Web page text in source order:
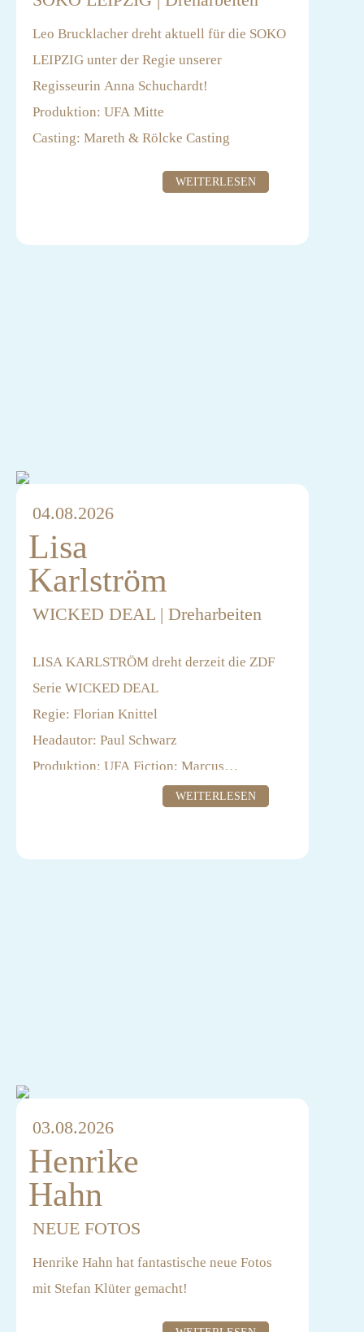
Leo Brucklacher dreht aktuell für die SOKO
LEIPZIG unter der Regie unserer
Regisseurin Anna Schuchardt!
Produktion: UFA Mitte
Casting: Mareth & Rölcke Casting
WEITERLESEN
04.08.2026
Lisa
Karlström
WICKED DEAL | Dreharbeiten
LISA KARLSTRÖM dreht derzeit die ZDF
Serie WICKED DEAL
Regie: Florian Knittel
Headautor: Paul Schwarz
Produktion: UFA Fiction; Marcus
Brunnemann, Kristina Henning, Helga Löbel
Scott. (UFA Fiction)
WEITERLESEN
03.08.2026
Henrike
Hahn
NEUE FOTOS
Henrike Hahn hat fantastische neue Fotos
mit Stefan Klüter gemacht!